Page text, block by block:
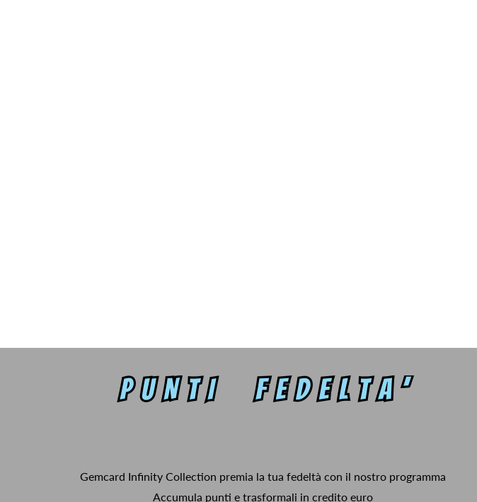
Gemcard Infinity Collection premia la tua fedeltà con il nostro programma
Accumula punti e trasformali in credito euro